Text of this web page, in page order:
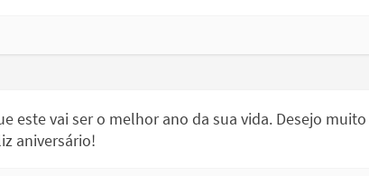
este vai ser o melhor ano da sua vida. Desejo
aniversário!